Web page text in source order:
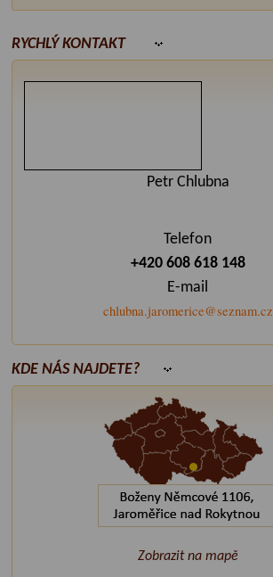
RYCHLÝ KONTAKT
Petr Chlubna
Telefon
+420 608 618 148
E-mail
chlubna.jaromerice@seznam.cz
KDE NÁS NAJDETE?
Zobrazit na mapě